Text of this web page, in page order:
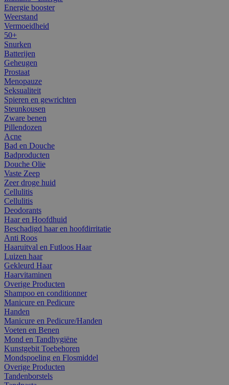
Energie booster
Weerstand
Vermoeidheid
50+
Snurken
Batterijen
Geheugen
Prostaat
Menopauze
Seksualiteit
Spieren en gewrichten
Steunkousen
Zware benen
Pillendozen
Acne
Bad en Douche
Badproducten
Douche Olie
Vaste Zeep
Zeer droge huid
Cellulitis
Cellulitis
Deodorants
Haar en Hoofdhuid
Beschadigd haar en hoofdirritatie
Anti Roos
Haaruitval en Futloos Haar
Luizen haar
Gekleurd Haar
Haarvitaminen
Overige Producten
Shampoo en conditionner
Manicure en Pedicure
Handen
Manicure en Pedicure/Handen
Voeten en Benen
Mond en Tandhygiëne
Kunstgebit Toebehoren
Mondspoeling en Flosmiddel
Overige Producten
Tandenborstels